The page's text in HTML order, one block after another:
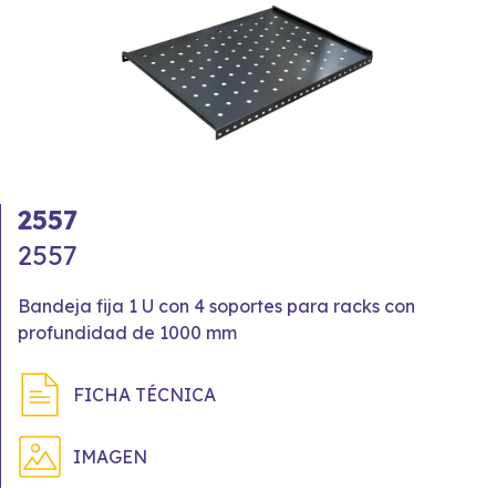
2557
2557
Bandeja fija 1 U con 4 soportes para racks con
profundidad de 1000 mm
FICHA TÉCNICA
IMAGEN